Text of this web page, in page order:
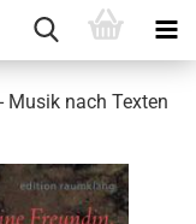
Musik nach Texten